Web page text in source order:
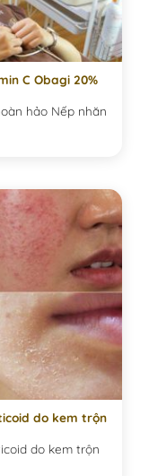
C Obagi 20%
hảo Nếp nhăn
do kem trộn
do kem trộn